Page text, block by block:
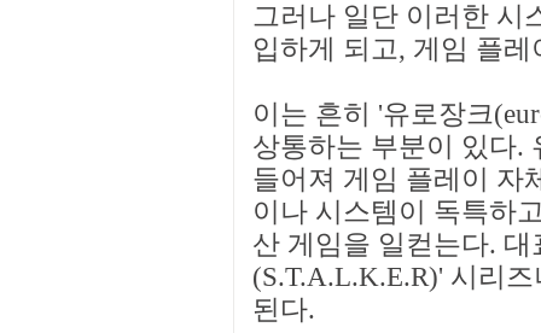
그러나 일단 이러한 시
입하게 되고, 게임 플
이는 흔히 '유로장크
상통하는 부분이 있다.
들어져 게임 플레이 자
이나 시스템이 독특하
산 게임을 일컫는다.
(S.T.A.L.K.E.R)' 시리
된다.